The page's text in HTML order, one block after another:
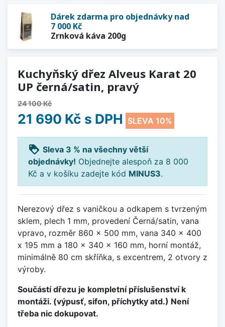
Dárek zdarma pro objednávky nad
7 000 Kč
Zrnková káva 200g
Kuchyňský dřez Alveus Karat 20
UP černá/satin, pravý
24 100 Kč
21 690 Kč s DPH SLEVA 10%
loyalty Sleva 3 % na všechny větší
objednávky! Objednejte alespoň za 8 000
Kč a v košíku zadejte kód MINUS3.
Nerezový dřez s vaničkou a odkapem s tvrzeným
sklem, plech 1 mm, provedení Černá/satin, vana
vpravo, rozměr 860 x 500 mm, vana 340 x 400
x 195 mm a 180 x 340 x 160 mm, horní montáž,
minimálně 80 cm skříňka, s excentrem, 2 otvory z
výroby.
Součástí dřezu je kompletní příslušenství k
montáži. (výpusť, sifon, příchytky atd.) Není
třeba nic dokupovat.